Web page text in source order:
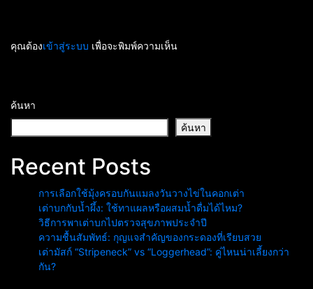
คุณต้องเข้าสู่ระบบ เพื่อจะพิมพ์ความเห็น
ค้นหา
ค้นหา
Recent Posts
การเลือกใช้มุ้งครอบกันแมลงวันวางไข่ในคอกเต่า
เต่าบกกับน้ำผึ้ง: ใช้ทาแผลหรือผสมน้ำดื่มได้ไหม?
วิธีการพาเต่าบกไปตรวจสุขภาพประจำปี
ความชื้นสัมพัทธ์: กุญแจสำคัญของกระดองที่เรียบสวย
เต่ามัสก์ “Stripeneck” vs “Loggerhead”: คู่ไหนน่าเลี้ยงกว่า
กัน?